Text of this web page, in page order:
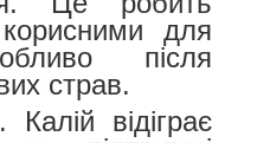
для
після
страв.
Калій відіграє